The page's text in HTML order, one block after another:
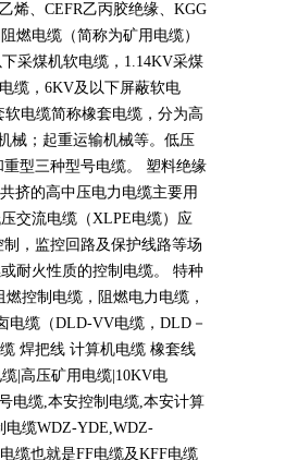
烯、 CEFR乙丙胶绝缘、 KGG
燃电缆（简称为矿用电缆）
采煤机软电缆， 1.14KV采煤
缆， 6KV及以下屏蔽软电
软电缆简称橡套电缆，分为高
械；起重运输机械等。低压
型三种型号电缆。 塑料绝缘
挤的高中压电力电缆主要用
交流电缆（XLPE电缆）应
制，监控回路及保护线路等场
耐火性质的控制电缆。 特种
控制电缆，阻燃电力电缆，
电缆（DLD-VV电缆， DLD －
焊把线 计算机电缆 橡套线
高压矿用电缆 |10KV电
电缆,本安控制电缆,本安计算
电缆WDZ-YDE,WDZ-
缆也就是FF电缆及KFF电缆